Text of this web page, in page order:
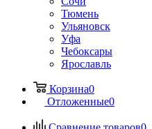
Тюмень
Ульяновск
Уфа
Чебоксары
Ярославль
Корзина0
Отложенные0